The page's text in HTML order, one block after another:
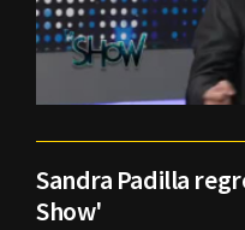
Sandra Padilla
Show'